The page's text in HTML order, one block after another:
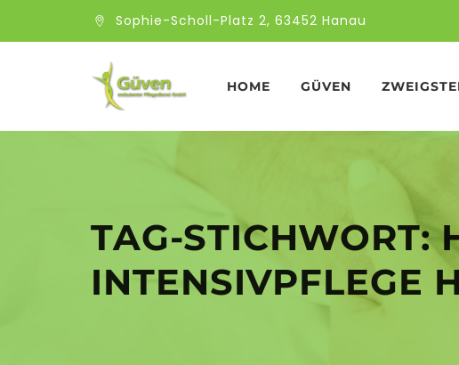
Sophie-Scholl-Platz 2, 63452 Hanau
HOME GÜVEN
TAG-STICHWORT:
INTENSIVPFLEGE